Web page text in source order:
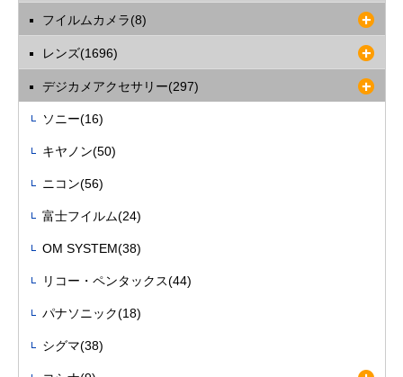
フイルムカメラ(8)
レンズ(1696)
デジカメアクセサリー(297)
ソニー(16)
キヤノン(50)
ニコン(56)
富士フイルム(24)
OM SYSTEM(38)
リコー・ペンタックス(44)
パナソニック(18)
シグマ(38)